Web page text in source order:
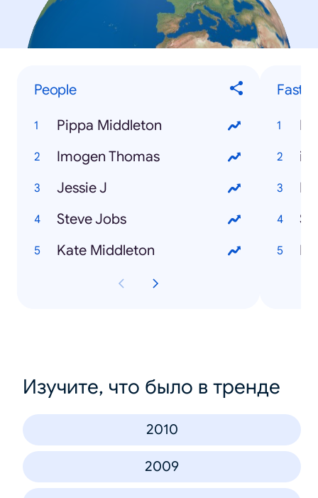
People
Pippa Middleton
Imogen Thomas
Jessie J
Steve Jobs
Kate Middleton
Изучите, что было в тренде
2010
2009